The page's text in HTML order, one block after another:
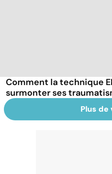
Comment la technique
surmonter ses
Plus de